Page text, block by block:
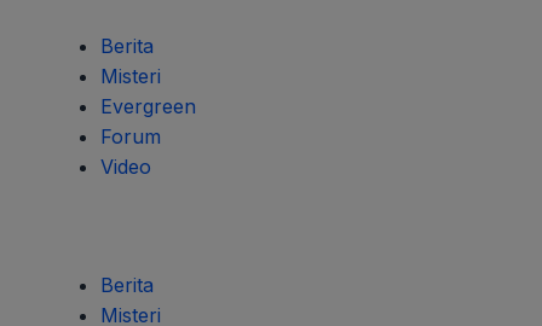
Berita
Misteri
Evergreen
Forum
Video
Berita
Misteri